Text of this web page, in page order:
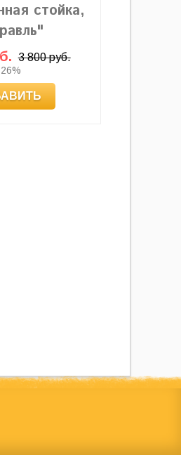
стойка,
3 800 руб.
характер и